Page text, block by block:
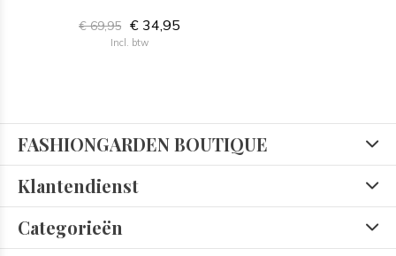
€ 69,95 € 34,95
Incl. btw
FASHIONGARDEN BOUTIQUE
Klantendienst
Categorieën